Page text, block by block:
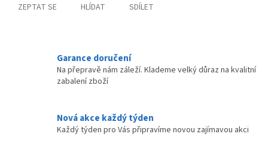
ZEPTAT SE HLÍDAT SDÍLET
Garance doručení
Na přepravě nám záleží. Klademe velký důraz na kvalitní
zabalení zboží
Nová akce každý týden
Každý týden pro Vás připravíme novou zajímavou akci